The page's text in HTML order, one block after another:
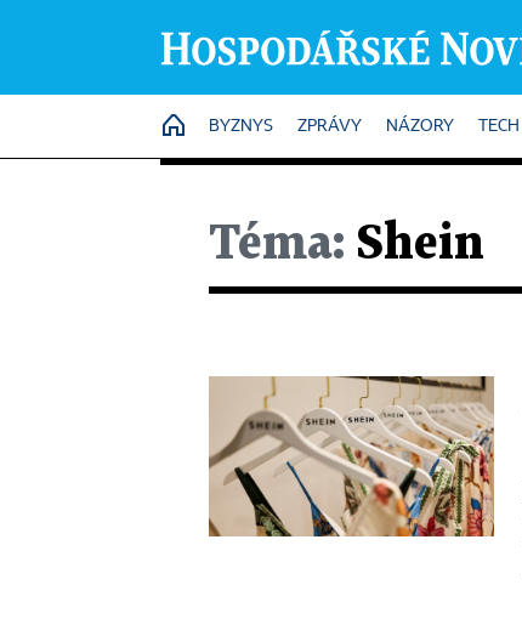
HOME
BYZNYS ZPRÁVY NÁZORY TECH
Téma: Shein